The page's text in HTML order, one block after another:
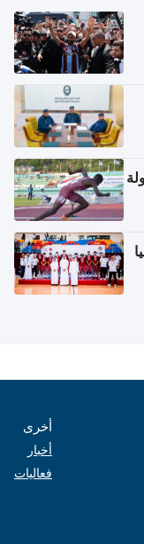
أخرى
أخبار
فعاليات